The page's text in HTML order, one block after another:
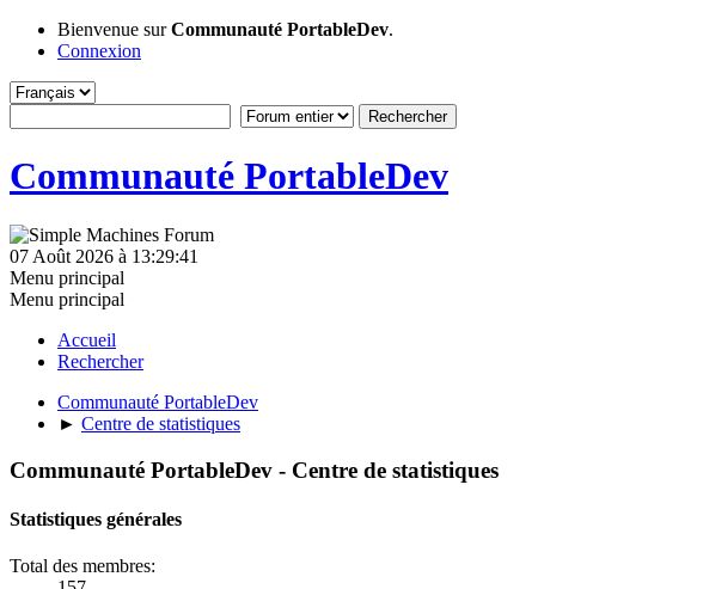
Bienvenue surCommunauté PortableDev.
Connexion
Communauté PortableDev
07 Août 2026 à 13:29:41
Menu principal
Menu principal
Accueil
Rechercher
Communauté PortableDev
► Centre de statistiques
Communauté PortableDev - Centre de statistiques
Statistiques générales
Total des membres: